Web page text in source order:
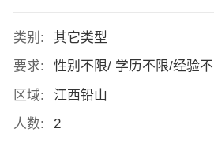
类别:
其它类型
要求:
性别不限/ 学历不限/经验
区域:
江西铅山
人数:
2